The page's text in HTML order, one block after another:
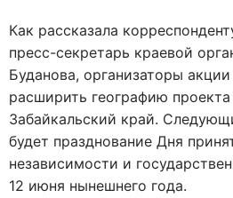
Как рассказала
пресс-секретарь краевой
Буданова, организаторы
расширить географию проекта
Забайкальский край.
будет празднование Дня
независимости и
12 июня нынешнего года.